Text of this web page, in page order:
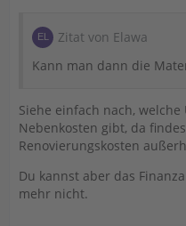
Zitat von Elawa
Kann man dann die
Siehe einfach nach,
Nebenkosten gibt, da
Renovierungskosten
Du kannst aber das
mehr nicht.